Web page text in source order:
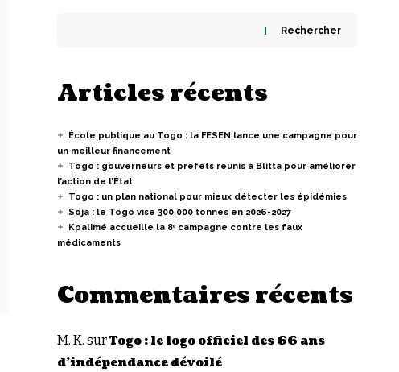
Rechercher
Articles récents
École publique au Togo : la FESEN lance une campagne pour
un meilleur financement
Togo : gouverneurs et préfets réunis à Blitta pour améliorer
l’action de l’État
Togo : un plan national pour mieux détecter les épidémies
Soja : le Togo vise 300 000 tonnes en 2026-2027
Kpalimé accueille la 8ᵉ campagne contre les faux
médicaments
Commentaires récents
M. K. surTogo : le logo officiel des 66 ans
d’indépendance dévoilé